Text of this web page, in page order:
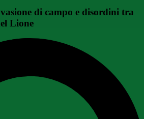
di campo e disordini tra
Lione